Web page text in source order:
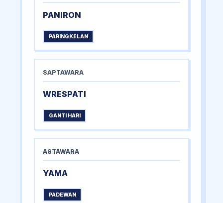
PANIRON
PARINGKELAN
SAPTAWARA
WRESPATI
GANTI HARI
ASTAWARA
YAMA
PADEWAN